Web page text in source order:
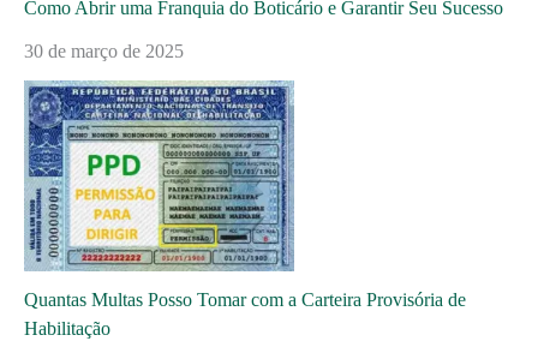
Como Abrir uma Franquia do Boticário e Garantir Seu Sucesso
30 de março de 2025
Quantas Multas Posso Tomar com a Carteira Provisória de
Habilitação